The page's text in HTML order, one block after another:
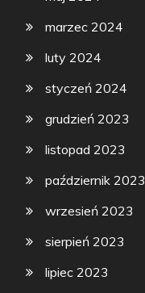
marzec 2024
luty 2024
styczeń 2024
grudzień 2023
listopad 2023
październik 2023
wrzesień 2023
sierpień 2023
lipiec 2023